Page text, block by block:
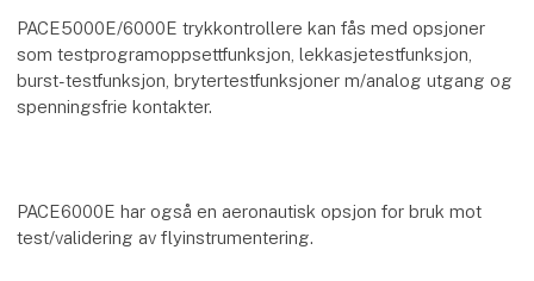
PACE5000E/6000E trykkontrollere kan fås med opsjoner
som testprogramoppsettfunksjon, lekkasjetestfunksjon,
burst-testfunksjon, brytertestfunksjoner m/analog utgang og
spenningsfrie kontakter.
PACE6000E har også en aeronautisk opsjon for bruk mot
test/validering av flyinstrumentering.